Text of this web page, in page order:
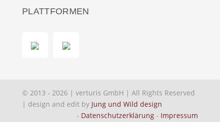
PLATTFORMEN
© 2013 - 2026 | verturis GmbH | All Rights Reserved
| design and edit by Jung und Wild design
- Datenschutzerklärung - Impressum